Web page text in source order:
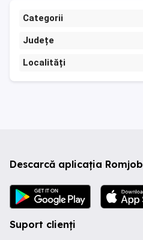
Categorii
Județe
Localități
Descarcă aplicația Romjob
Suport clienți